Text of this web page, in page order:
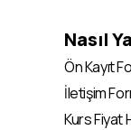
Nasıl
Ön Kayıt
İletişim
Kurs Fiyat